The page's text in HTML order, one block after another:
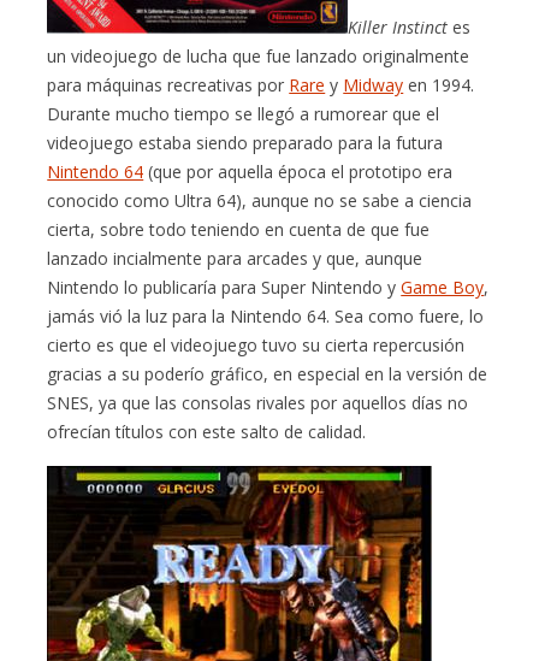
Killer Instinct es
un videojuego de lucha que fue lanzado originalmente
para máquinas recreativas por Rare y Midway en 1994.
Durante mucho tiempo se llegó a rumorear que el
videojuego estaba siendo preparado para la futura
Nintendo 64 (que por aquella época el prototipo era
conocido como Ultra 64), aunque no se sabe a ciencia
cierta, sobre todo teniendo en cuenta de que fue
lanzado incialmente para arcades y que, aunque
Nintendo lo publicaría para Super Nintendo yGame Boy,
jamás vió la luz para la Nintendo 64. Sea como fuere, lo
cierto es que el videojuego tuvo su cierta repercusión
gracias a su poderío gráfico, en especial en la versión de
SNES, ya que las consolas rivales por aquellos días no
ofrecían títulos con este salto de calidad.